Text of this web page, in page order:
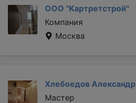
ООО "Картретстрой"
Компания
Москва
Хлебоедов Александр
Мастер